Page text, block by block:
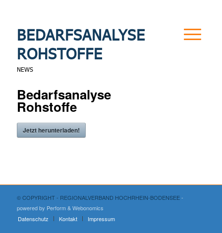
BEDARFSANALYSE
ROHSTOFFE
NEWS
Bedarfsanalyse
Rohstoffe
Jetzt herunterladen!
© COPYRIGHT - REGIONALVERBAND HOCHRHEIN-BODENSEE-
powered by Perform & Webonomics
Datenschutz
Kontakt Impressum